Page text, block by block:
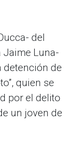
del
Jaime Luna-
detención de
quien se
por el delito
un joven de